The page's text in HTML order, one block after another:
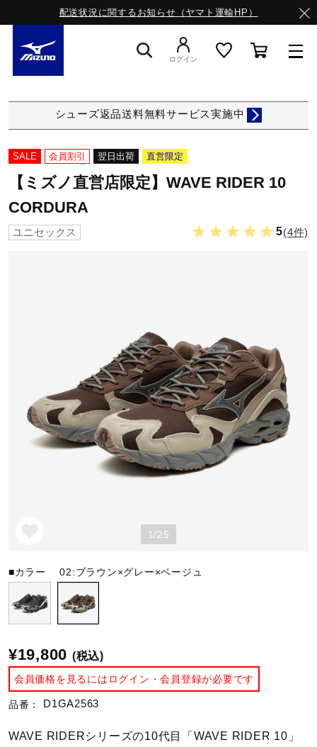
配送状況に関するお知らせ（ヤマト運輸HP）
スニーカー
ライフスタイルウエア
ランニング
ゴルフ
テニス／ソフトテニス
バドミントン
陸上競技
ログイン
シューズ返品送料無料サービス実施中
SALE 会員割引 翌日出荷 直営限定
【ミズノ直営店限定】WAVE RIDER 10
CORDURA
ユニセックス ★★★★★5(4件)
1/25
■カラー02:ブラウン×グレー×ベージュ
¥19,800 (税込)
会員価格を見るにはログイン・会員登録が必要です
品番： D1GA2563
WAVE RIDERシリーズの10代目「WAVE RIDER 10」